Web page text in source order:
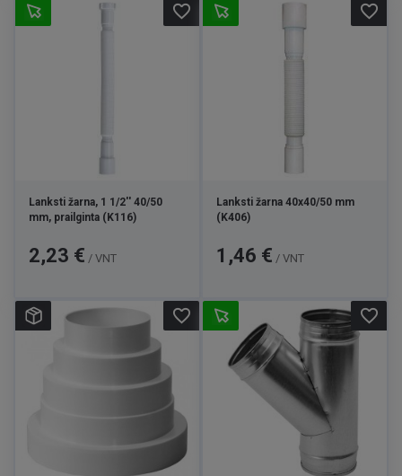
Lanksti žarna, 1 1/2'' 40/50
mm, prailginta (K116)
Kaina
2,23 € / VNT
favorite_border
Lanksti žarna 40x40/50 mm
(K406)
Kaina
1,46 € / VNT
favorite_border
favorite_border favorite_border